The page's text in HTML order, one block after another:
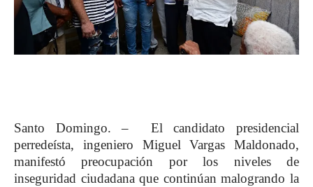
Santo Domingo. – El candidato presidencial
perredeísta, ingeniero Miguel Vargas Maldonado,
manifestó preocupación por los niveles de
inseguridad ciudadana que continúan malogrando la